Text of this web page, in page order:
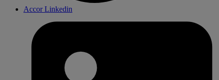
Accor Linkedin